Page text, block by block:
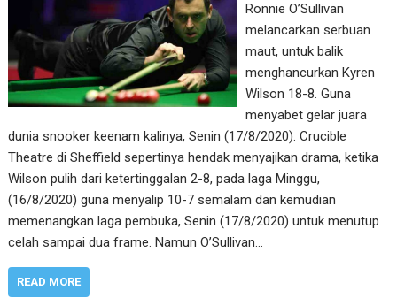
Ronnie O’Sullivan
melancarkan serbuan
maut, untuk balik
menghancurkan Kyren
Wilson 18-8. Guna
menyabet gelar juara
dunia snooker keenam kalinya, Senin (17/8/2020). Crucible
Theatre di Sheffield sepertinya hendak menyajikan drama, ketika
Wilson pulih dari ketertinggalan 2-8, pada laga Minggu,
(16/8/2020) guna menyalip 10-7 semalam dan kemudian
memenangkan laga pembuka, Senin (17/8/2020) untuk menutup
celah sampai dua frame. Namun O’Sullivan…
READ MORE